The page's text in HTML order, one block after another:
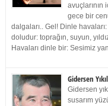
avuçlarının
gece bir
dalgaları.. Gel! Dinle
doludur: toprağın, suyun,
Havaları dinle bir: Sesimiz
Gidersen
Gidersen
susarım